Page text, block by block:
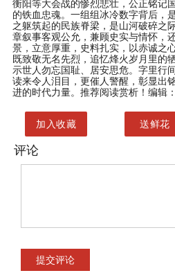
衡阳等大会战的惨烈悲壮，公正铭记
的铁血忠魂。一组组冰冷数字背后，
之躯筑起的民族脊梁，是山河破碎之
章叙事客观公允，兼顾史实与情怀，
景，立意厚重，史料扎实，以赤诚之
既致敬无名先烈，追忆烽火岁月里的
示世人勿忘国耻、居安思危。字里行
读来令人泪目，更催人警醒，彰显出
进的时代力量。推荐阅读赏析！编辑
加入收藏 送鲜花
评论